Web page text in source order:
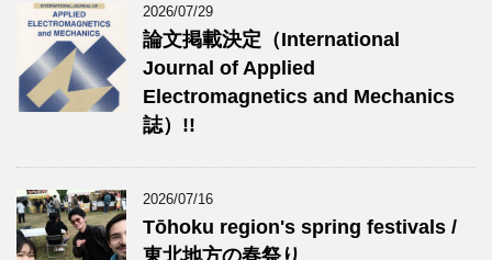
2026/07/29
論文掲載決定（International
Journal of Applied
Electromagnetics and Mechanics
誌）!!
2026/07/16
Tōhoku region's spring festivals /
東北地方の春祭り